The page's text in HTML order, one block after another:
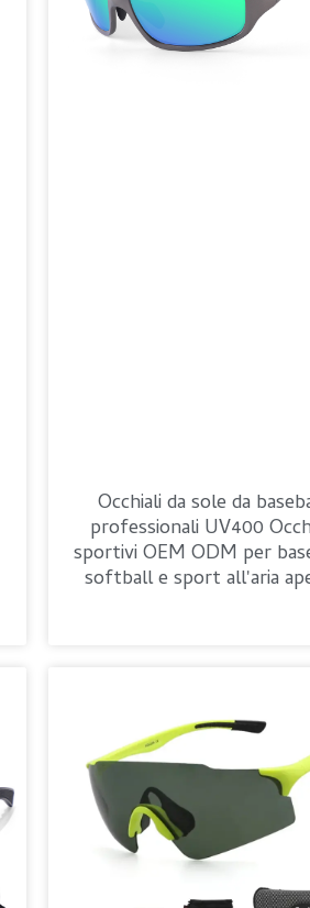
Occhiali da sole da
professionali UV400
sportivi OEM ODM per
softball e sport all'aria